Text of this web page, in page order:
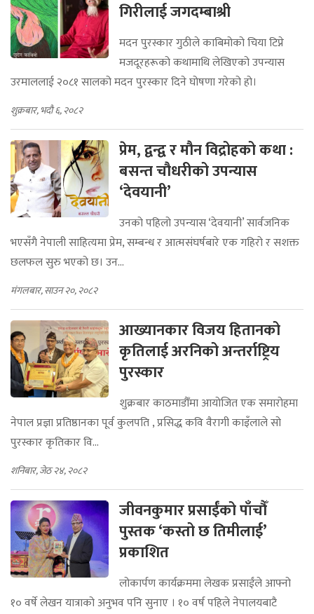
‘उरमाल’ले पायो मदन पुरस्कार,
गिरीलाई जगदम्बाश्री
मदन पुरस्कार गुठीले काबिमोको चिया टिप्ने
मजदूरहरूको कथामाथि लेखिएको उपन्यास
उरमाललाई २०८१ सालको मदन पुरस्कार दिने घोषणा गरेको हो।
शुक्रबार, भदौ ६, २०८२
प्रेम, द्वन्द्व र मौन विद्रोहको कथा :
बसन्त चौधरीको उपन्यास
‘देवयानी’
उनको पहिलो उपन्यास ‘देवयानी’ सार्वजनिक
भएसँगै नेपाली साहित्यमा प्रेम, सम्बन्ध र आत्मसंघर्षबारे एक गहिरो र सशक्त
छलफल सुरु भएको छ। उन...
मंगलबार, साउन २०, २०८२
आख्यानकार विजय हितानको
कृतिलाई अरनिको अन्तर्राष्ट्रिय
पुरस्कार
शुक्रबार काठमाडौँमा आयोजित एक समारोहमा
नेपाल प्रज्ञा प्रतिष्ठानका पूर्व कुलपति , प्रसिद्ध कवि वैरागी काइँलाले सो
पुरस्कार कृतिकार वि...
शनिबार, जेठ २४, २०८२
जीवनकुमार प्रसाईंको पाँचौँ
पुस्तक ‘कस्तो छ तिमीलाई’
प्रकाशित
लोकार्पण कार्यक्रममा लेखक प्रसाईंले आफ्नो